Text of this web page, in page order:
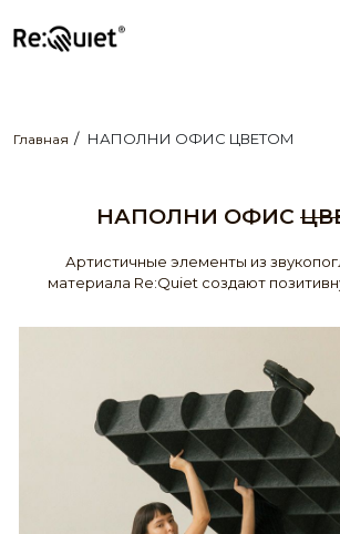
Главная НАПОЛНИ ОФИС ЦВЕТОМ
НАПОЛНИ ОФИС
Артистичные элементы из
материала Re:Quiet создают